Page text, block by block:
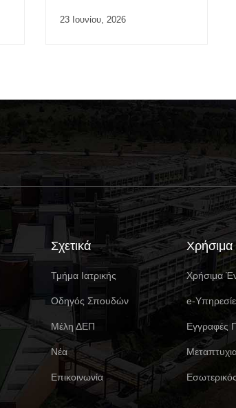
Συστήματος” και “Παθήσεις
23 Ιουνίου, 2026
Σχετικά
Τμήμα Ιατρικής
Οδηγός Σπουδών
Μέλη ΔΕΠ
Νέα
Επικοινωνία
Χρήσιμα
Χρήσιμα
e-
Eγγραφές